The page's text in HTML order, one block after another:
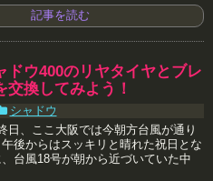
記事を読む
ドウ400のリヤタイヤとブレ
交換してみよう！
シャドウ
日、ここ大阪では今朝方台風が通り
後からはスッキリと晴れた祝日とな
台風18号が朝から近づいていた中